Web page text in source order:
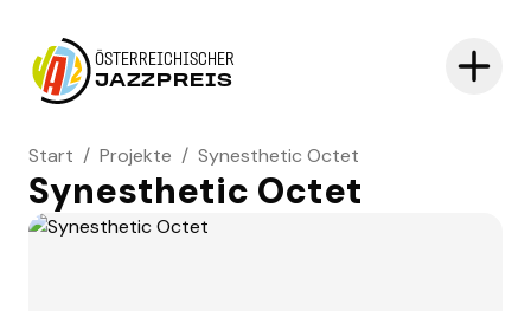
ÖSTERREICHISCHER
JAZZPREIS
Start / Projekte / Synesthetic Octet
Synesthetic Octet